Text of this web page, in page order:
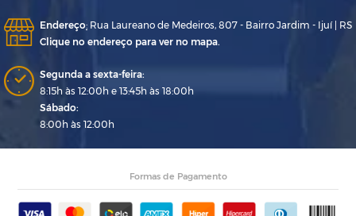
Endereço: Rua Laureano de Medeiros, 807 - Bairro Jardim - Ijuí | RS
Clique no endereço para ver no mapa.
Segunda a sexta-feira:
8:15h às 12:00h e 13:45h às 18:00h
Sábado:
8:00h às 12:00h
Formas de Pagamento